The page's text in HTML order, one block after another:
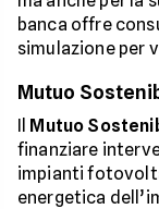
banca offre
simulazione per
Mutuo
Il Mutuo
finanziare
impianti
energetica